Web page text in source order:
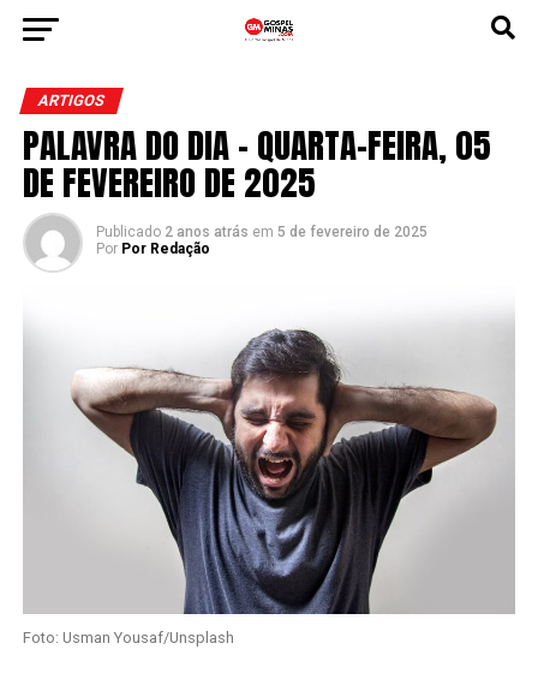
ARTIGOS
PALAVRA DO DIA – QUARTA-FEIRA, 05
DE FEVEREIRO DE 2025
Publicado 2 anos atrás em 5 de fevereiro de 2025
Por Por Redação
Foto: Usman Yousaf/Unsplash